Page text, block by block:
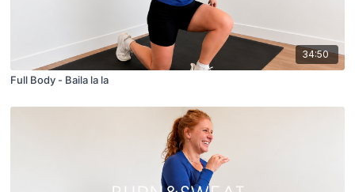
34:50
Full Body - Baila la la